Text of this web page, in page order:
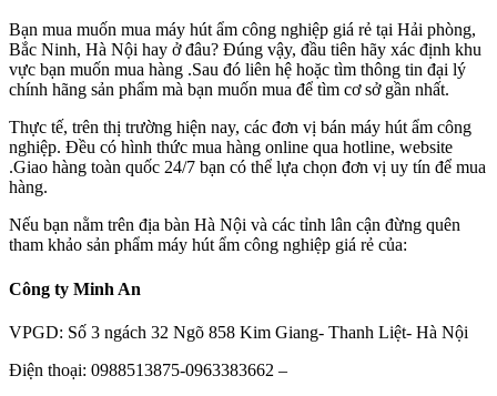
Bạn mua muốn mua máy hút ẩm công nghiệp giá rẻ tại Hải phòng,
Bắc Ninh, Hà Nội hay ở đâu? Đúng vậy, đầu tiên hãy xác định khu
vực bạn muốn mua hàng .Sau đó liên hệ hoặc tìm thông tin đại lý
chính hãng sản phẩm mà bạn muốn mua để tìm cơ sở gần nhất.
Thực tế, trên thị trường hiện nay, các đơn vị bán máy hút ẩm công
nghiệp. Đều có hình thức mua hàng online qua hotline, website
.Giao hàng toàn quốc 24/7 bạn có thể lựa chọn đơn vị uy tín để mua
hàng.
Nếu bạn nằm trên địa bàn Hà Nội và các tỉnh lân cận đừng quên
tham khảo sản phẩm máy hút ẩm công nghiệp giá rẻ của:
Công ty Minh An
VPGD: Số 3 ngách 32 Ngõ 858 Kim Giang- Thanh Liệt- Hà Nội
Điện thoại: 0988513875-0963383662 –